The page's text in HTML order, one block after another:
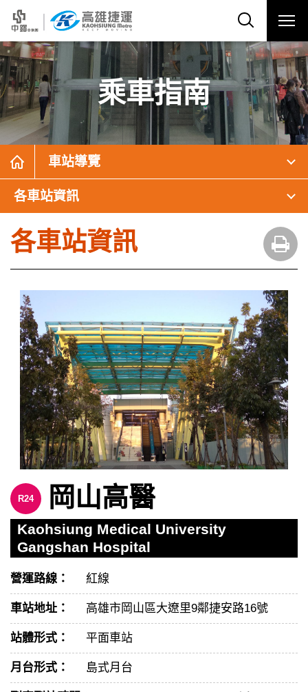
乘車指南
車站導覽
各車站資訊
各車站資訊
R24 岡山高醫
Kaohsiung Medical University
Gangshan Hospital
營運路線： 紅線
車站地址： 高雄市岡山區大遼里9鄰捷安路16號
站體形式： 平面車站
月台形式： 島式月台